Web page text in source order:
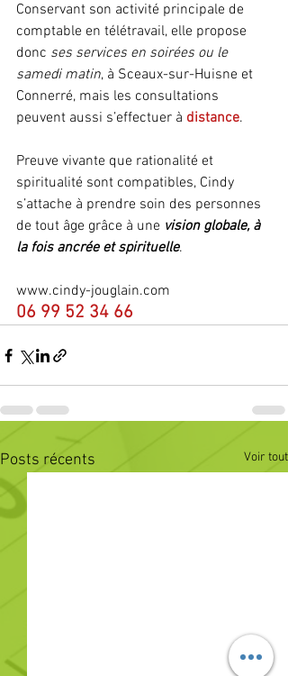
Conservant son activité principale de
comptable en télétravail, elle propose
donc ses services en soirées ou le
samedi matin, à Sceaux-sur-Huisne et
Connerré, mais les consultations
peuvent aussi s’effectuer à distance.
Preuve vivante que rationalité et
spiritualité sont compatibles, Cindy
s’attache à prendre soin des personnes
de tout âge grâce à une vision globale, à
la fois ancrée et spirituelle.
www.cindy-jouglain.com
06 99 52 34 66
Posts récents Voir tout